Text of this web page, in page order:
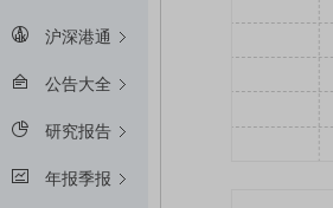
沪深港通
公告大全
研究报告
年报季报